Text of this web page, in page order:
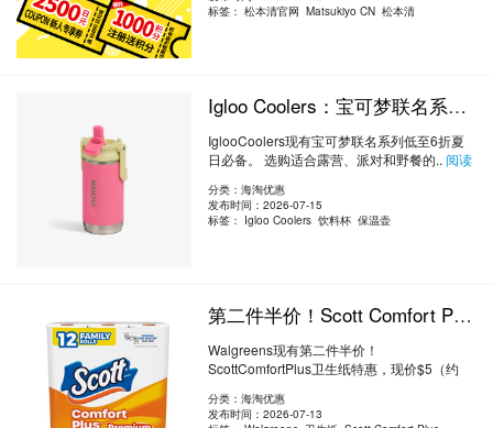
标签：松本清官网 Matsukiyo CN 松本清
Igloo Coolers：宝可梦联名系列低至 6 折 夏日必备
IglooCoolers现有宝可梦联名系列低至6折夏
日必备。 选购适合露营、派对和野餐的..阅读
分类：海淘优惠
发布时间：2026-07-15
标签： Igloo Coolers 饮料杯 保温壶
第二件半价！Scott Comfort Plus卫生纸特惠 $5（约33.98元）
Walgreens现有第二件半价！
ScottComfortPlus卫生纸特惠，现价$5（约
分类：海淘优惠
发布时间：2026-07-13